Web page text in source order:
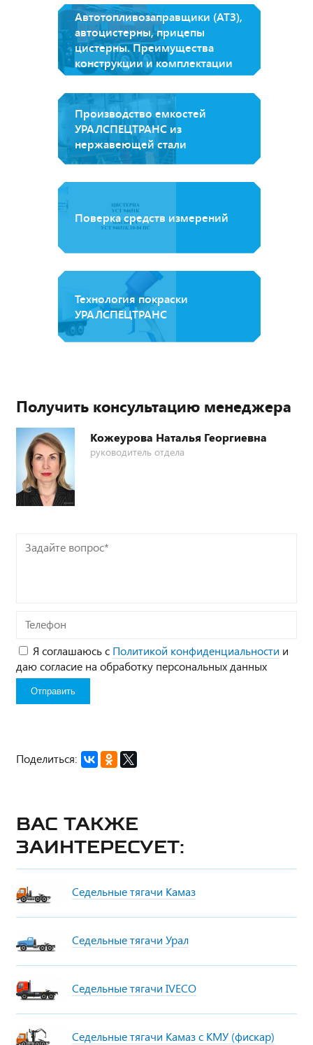
Автотопливозаправщики (АТЗ),
автоцистерны, прицепы
цистерны. Преимущества
конструкции и комплектации
Производство емкостей
УРАЛСПЕЦТРАНС из
нержавеющей стали
Поверка средств измерений
Технология покраски
УРАЛСПЕЦТРАНС
Получить консультацию менеджера
Кожеурова Наталья Георгиевна
руководитель отдела
Задайте
вопрос*
Телефон
Я соглашаюсь с Политикой конфиденциальности и
даю согласие на обработку персональных данных
Поделиться:
Вас также
заинтересует:
Седельные тягачи Камаз
Седельные тягачи Урал
Седельные тягачи IVECO
Седельные тягачи Камаз с КМУ (фискар)